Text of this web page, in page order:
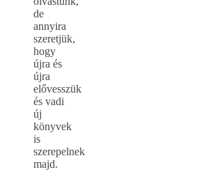
de
annyira
szeretjük,
hogy
újra és
újra
elővesszük
és vadi
új
könyvek
is
szerepelnek
majd.